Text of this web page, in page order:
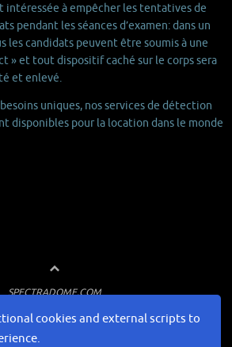
cookies and external scripts to
à empêcher les tentatives de
pendant les séances d’examen: dans un
les candidats peuvent être soumis à une
» et tout dispositif caché sur le corps sera
et enlevé.
uniques, nos services de détection
disponibles pour la location dans le monde
SPECTRADOME.COM
l'ordre et les gouvernements